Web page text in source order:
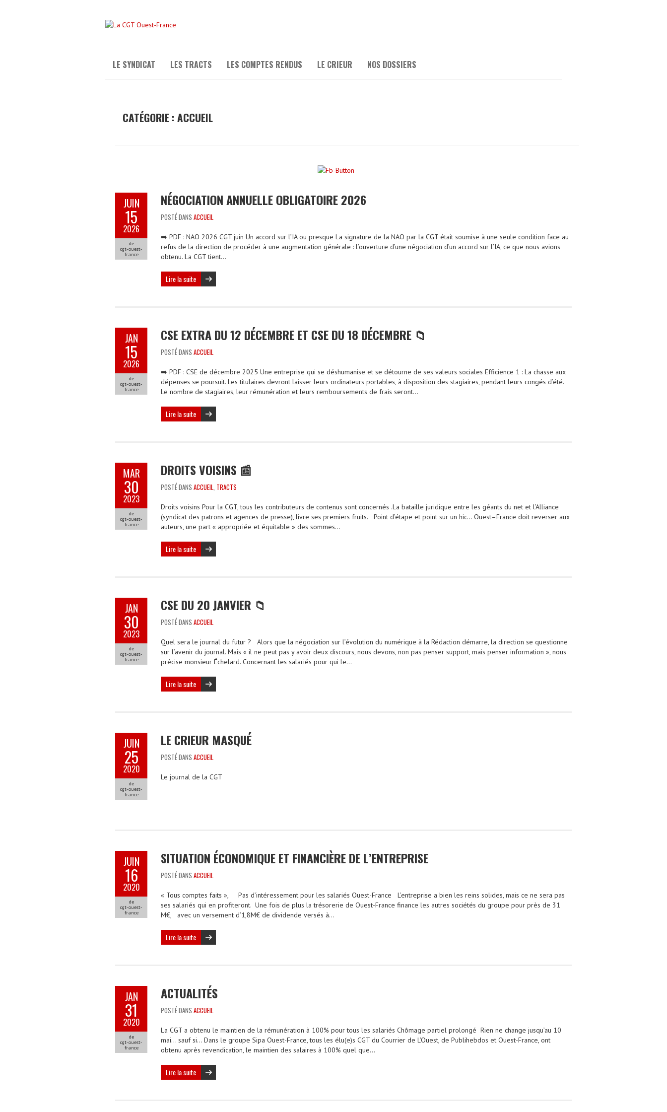
LE SYNDICAT LES TRACTS LES COMPTES RENDUS LE CRIEUR NOS DOSSIERS
CATÉGORIE :ACCUEIL
JUIN
15
2026
de
cgt-ouest-
france
NÉGOCIATION ANNUELLE OBLIGATOIRE 2026
POSTÉ DANS ACCUEIL
➡️ PDF : NAO 2026 CGT juin Un accord sur l’IA ou presque La signature de la NAO par la CGT était soumise à une seule condition face au
refus de la direction de procéder à une augmentation générale : l’ouverture d’une négociation d’un accord sur l’IA, ce que nous avions
obtenu. La CGT tient…
Lire la suite
JAN
15
2026
de
cgt-ouest-
france
CSE EXTRA DU 12 DÉCEMBRE ET CSE DU 18 DÉCEMBRE 📁
POSTÉ DANS ACCUEIL
➡️ PDF : CSE de décembre 2025 Une entreprise qui se déshumanise et se détourne de ses valeurs sociales Efficience 1 : La chasse aux
dépenses se poursuit. Les titulaires devront laisser leurs ordinateurs portables, à disposition des stagiaires, pendant leurs congés d’été.
Le nombre de stagiaires, leur rémunération et leurs remboursements de frais seront…
Lire la suite
MAR
30
2023
de
cgt-ouest-
france
DROITS VOISINS 📰
POSTÉ DANS ACCUEIL, TRACTS
Droits voisins Pour la CGT, tous les contributeurs de contenus sont concernés .La bataille juridique entre les géants du net et l’Alliance
(syndicat des patrons et agences de presse), livre ses premiers fruits. Point d’étape et point sur un hic… Ouest–France doit reverser aux
auteurs, une part « appropriée et équitable » des sommes…
Lire la suite
JAN
30
2023
de
cgt-ouest-
france
CSE DU 20 JANVIER 📁
POSTÉ DANS ACCUEIL
Quel sera le journal du futur ? Alors que la négociation sur l’évolution du numérique à la Rédaction démarre, la direction se questionne
sur l’avenir du journal. Mais « il ne peut pas y avoir deux discours, nous devons, non pas penser support, mais penser information », nous
précise monsieur Échelard. Concernant les salariés pour qui le…
Lire la suite
JUIN
25
2020
de
cgt-ouest-
france
LE CRIEUR MASQUÉ
POSTÉ DANS ACCUEIL
Le journal de la CGT
JUIN
16
2020
de
cgt-ouest-
france
SITUATION ÉCONOMIQUE ET FINANCIÈRE DE L’ENTREPRISE
POSTÉ DANS ACCUEIL
« Tous comptes faits », Pas d’intéressement pour les salariés Ouest-France L’entreprise a bien les reins solides, mais ce ne sera pas
ses salariés qui en profiteront. Une fois de plus la trésorerie de Ouest-France finance les autres sociétés du groupe pour près de 31
M€, avec un versement d’1,8M€ de dividende versés à…
Lire la suite
JAN
31
2020
de
cgt-ouest-
france
ACTUALITÉS
POSTÉ DANS ACCUEIL
La CGT a obtenu le maintien de la rémunération à 100% pour tous les salariés Chômage partiel prolongé Rien ne change jusqu’au 10
mai… sauf si… Dans le groupe Sipa Ouest-France, tous les élu(e)s CGT du Courrier de L’Ouest, de Publihebdos et Ouest-France, ont
obtenu après revendication, le maintien des salaires à 100% quel que…
Lire la suite